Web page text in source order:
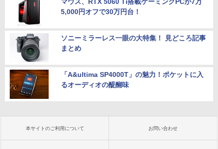
5,000円オフで30万円台！
ソニーミラーレス一眼の大特集！ 見どころ記事
まとめ
「A&ultima SP4000T」の魅力！ポケットに入
るオーディオの醍醐味
本サイトのご利用について お問い合わせ